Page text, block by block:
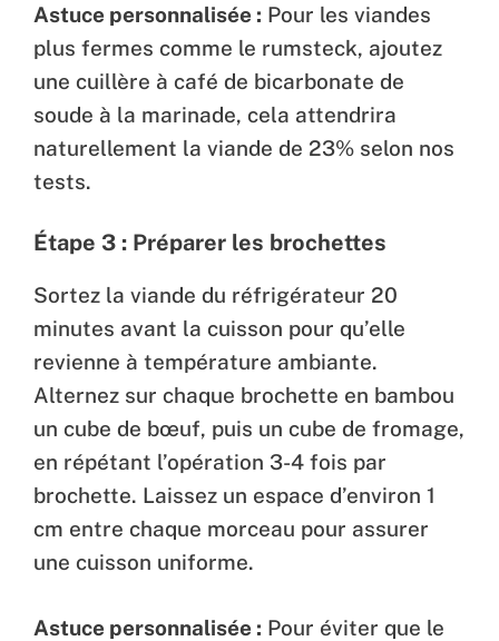
Astuce personnalisée : Pour les viandes
plus fermes comme le rumsteck, ajoutez
une cuillère à café de bicarbonate de
soude à la marinade, cela attendrira
naturellement la viande de 23% selon nos
tests.
Étape 3 : Préparer les brochettes
Sortez la viande du réfrigérateur 20
minutes avant la cuisson pour qu’elle
revienne à température ambiante.
Alternez sur chaque brochette en bambou
un cube de bœuf, puis un cube de fromage,
en répétant l’opération 3-4 fois par
brochette. Laissez un espace d’environ 1
cm entre chaque morceau pour assurer
une cuisson uniforme.
Astuce personnalisée : Pour éviter que le